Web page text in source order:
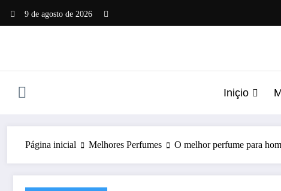
9 de agosto de 2026
Iniçio
Página inicial Melhores Perfumes O melhor perfume para